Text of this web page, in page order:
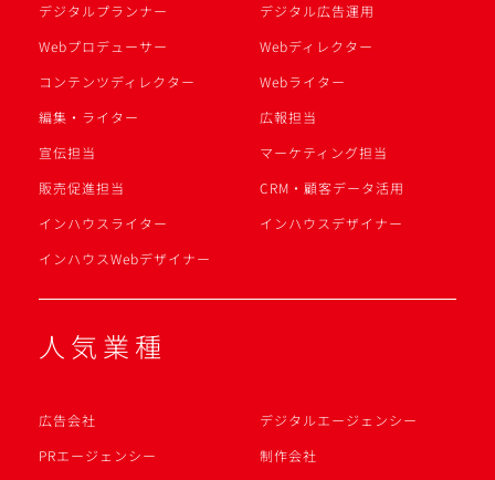
デジタルプランナー
デジタル広告運用
Webプロデューサー
Webディレクター
コンテンツディレクター
Webライター
編集・ライター
広報担当
宣伝担当
マーケティング担当
販売促進担当
CRM・顧客データ活用
インハウスライター
インハウスデザイナー
インハウスWebデザイナー
人気業種
広告会社
デジタルエージェンシー
PRエージェンシー
制作会社